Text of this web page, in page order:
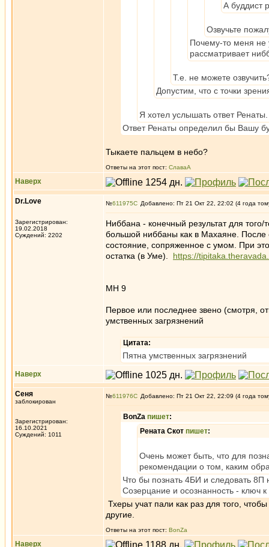
А буддист
Озвучьте
Почему-то меня не
рассматривает
Т.е. не можете
Допустим, что с точки
Я хотел услышать ответ
Ответ Ренаты определил бы Вашу
Тыкаете пальцем в небо?
Ответы на этот пост: СлаваА
Наверх
Dr.Love
Зарегистрирован:
19.02.2018
Суждений: 2202
№611975 Добавлено: Пт 21 Окт 22, 22:02 (4 года
Ниббана - конечный результат для
большой ниббаны как в Махаяне. После
состояние, сопряженное с умом. При
остатка (в Уме). https://
МН 9
Первое или последнее звено (смотря,
умственных загрязнений
Цитата:
Пятна умственных загрязнений
Наверх
Сеня
заблокирован
Зарегистрирован:
16.10.2021
Суждений: 1011
№611976 Добавлено: Пт 21 Окт 22, 22:09 (4 года
BonZa пишет:
Рената Скот пишет:
Очень может быть, что для
рекомендации о том, каким
Что бы познать 4БИ и следовать 8П
Созерцание и осознанность - ключ
Тхеры учат пали как раз для того,
другие.
Ответы на этот пост: BonZa
Наверх